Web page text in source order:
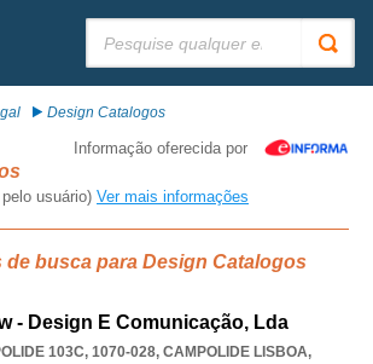
Design Catalogos
Informação oferecida por
usuário) Ver mais informações
de busca para Design Catalogos
- Design E Comunicação, Lda
103C, 1070-028, CAMPOLIDE LISBOA,